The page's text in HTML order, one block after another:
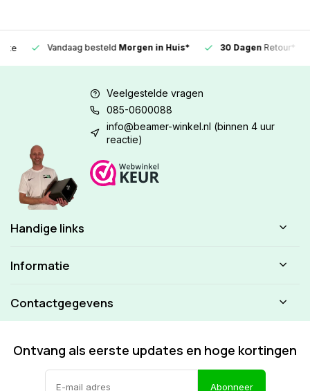
Vandaag besteldMorgen in Huis* 30 DagenRetour*
Veelgestelde vragen
085-0600088
info@beamer-winkel.nl (binnen 4 uur
reactie)
Handige links
Informatie
Contactgegevens
Ontvang als eerste updates en hoge kortingen
Abonneer